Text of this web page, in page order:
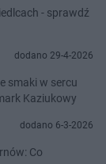
- sprawdź
dodano 29-4-2026
smaki w sercu
Kaziukowy
dodano 6-3-2026
Co